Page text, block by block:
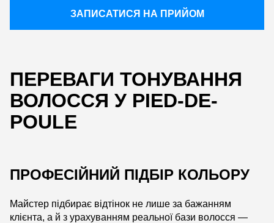
ЗАПИСАТИСЯ НА ПРИЙОМ
ПЕРЕВАГИ ТОНУВАННЯ
ВОЛОССЯ У PIED-DE-
POULE
ПРОФЕСІЙНИЙ ПІДБІР КОЛЬОРУ
Майстер підбирає відтінок не лише за бажанням
клієнта, а й з урахуванням реальної бази волосся —